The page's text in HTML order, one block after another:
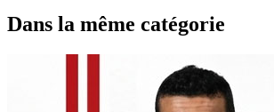
Dans la même catégorie